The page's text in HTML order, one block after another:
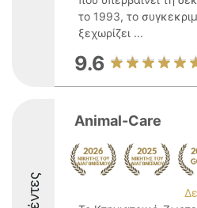
το 1993, το
ξεχωρίζει ...
9.6
Animal-Care